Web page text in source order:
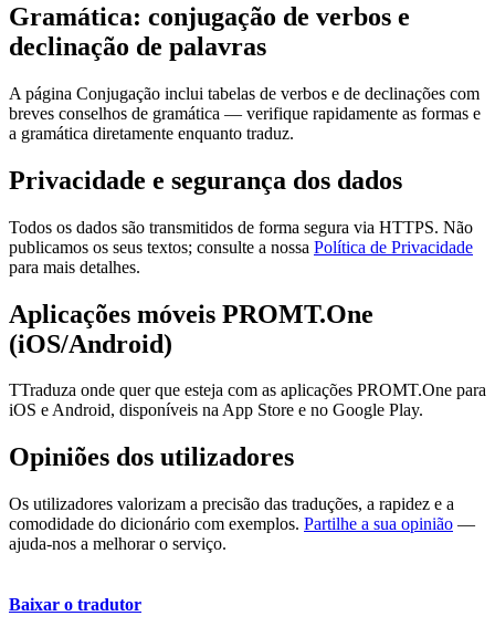
Gramática: conjugação de verbos e
declinação de palavras
A página Conjugação inclui tabelas de verbos e de declinações com
breves conselhos de gramática — verifique rapidamente as formas e
a gramática diretamente enquanto traduz.
Privacidade e segurança dos dados
Todos os dados são transmitidos de forma segura via HTTPS. Não
publicamos os seus textos; consulte a nossa Política de Privacidade
para mais detalhes.
Aplicações móveis PROMT.One
(iOS/Android)
TTraduza onde quer que esteja com as aplicações PROMT.One para
iOS e Android, disponíveis na App Store e no Google Play.
Opiniões dos utilizadores
Os utilizadores valorizam a precisão das traduções, a rapidez e a
comodidade do dicionário com exemplos. Partilhe a sua opinião —
ajuda-nos a melhorar o serviço.
Baixar o tradutor